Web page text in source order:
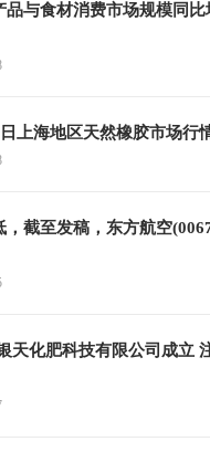
品与食材消费市场规模同
上海地区天然橡胶市场行
，截至发稿，东方航空
天化肥科技有限公司成立